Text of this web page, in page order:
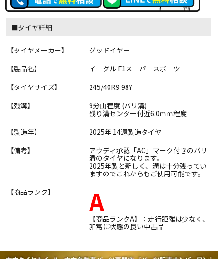
■タイヤ詳細
【タイヤメーカー】
グッドイヤー
【製品名】
イーグル F1スーパースポーツ
【タイヤサイズ】
245/40R9 98Y
【残溝】
9分山程度 (バリ溝)
残り溝センター付近6.0ｍｍ程度
【製造年】
2025年 14週製造タイヤ
【備考】
アウディ承認「AO」マーク付きのバリ
溝のタイヤになります。
2025年製と新しく、溝は十分残ってい
ますのでこれからもご使用可能です。
【商品ランク】
A
【商品ランクA】：走行距離は少なく、
非常に状態の良い中古品